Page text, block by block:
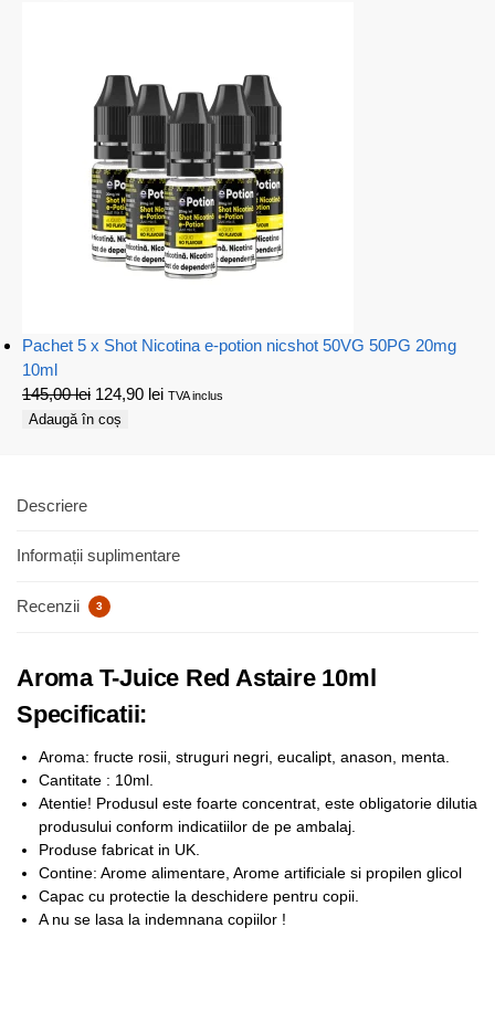
Pachet 5 x Shot Nicotina e-potion nicshot 50VG 50PG 20mg
10ml
145,00lei 124,90 lei TVA inclus
Adaugă în coș
Descriere
Informații suplimentare
Recenzii 3
Aroma T-Juice Red Astaire 10ml
Specificatii:
Aroma: fructe rosii, struguri negri, eucalipt, anason, menta.
Cantitate : 10ml.
Atentie! Produsul este foarte concentrat, este obligatorie dilutia
produsului conform indicatiilor de pe ambalaj.
Produse fabricat in UK.
Contine: Arome alimentare, Arome artificiale si propilen glicol
Capac cu protectie la deschidere pentru copii.
A nu se lasa la indemnana copiilor !